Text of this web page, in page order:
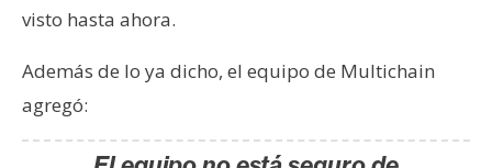
visto hasta ahora.
Además de lo ya dicho, el equipo de Multichain
agregó: